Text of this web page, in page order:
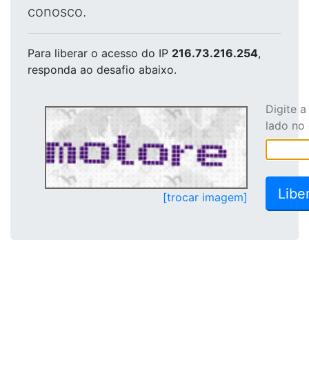
conosco.
Para liberar o acesso do IP 216.73.216.254,
responda ao desafio abaixo.
[trocar imagem]
Digite
lado no